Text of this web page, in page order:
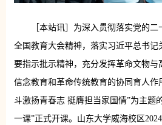
［本站讯］为深入贯彻落实党的
全国教育大会精神，落实习近平总书记
要指示批示精神，充分发挥革命文物与
信念教育和革命传统教育的协同育人作
斗激扬青春志 挺膺担当家国情”为主题
一课”正式开课。山东大学威海校区